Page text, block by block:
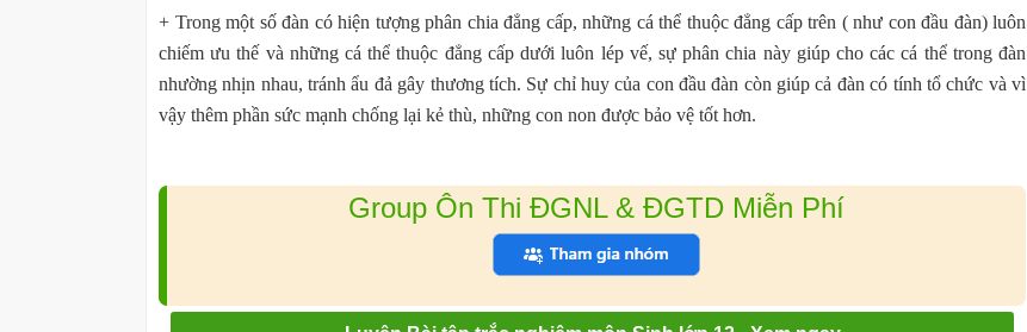
+ Trong một số đàn có hiện tượng phân chia đẳng cấp, những cá thể thuộc đẳng cấp trên ( như con đầu đàn) luôn
chiếm ưu thế và những cá thể thuộc đẳng cấp dưới luôn lép vế, sự phân chia này giúp cho các cá thể trong đàn
nhường nhịn nhau, tránh ẩu đả gây thương tích. Sự chỉ huy của con đầu đàn còn giúp cả đàn có tính tổ chức và vì
vậy thêm phần sức mạnh chống lại kẻ thù, những con non được bảo vệ tốt hơn.
Group Ôn Thi ĐGNL & ĐGTD Miễn Phí